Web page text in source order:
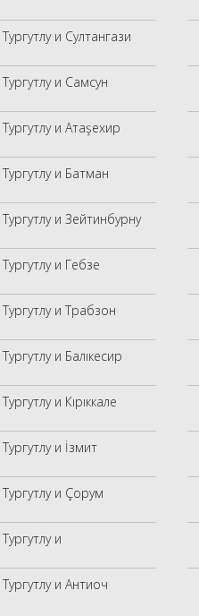
и Султангази
и Самсун
и Атаşехир
и Батман
и Зейтинбурну
и Гебзе
и Трабзон
и Балıкесир
и Кıрıккале
и İзмит
и Çорум
и
и Антиоч